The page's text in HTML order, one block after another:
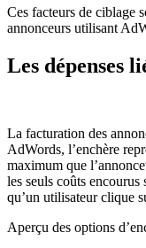
Ces facteurs de ciblage
annonceurs utilisant
Les dépenses
La facturation des
AdWords, l’enchère
maximum que
les seuls coûts
qu’un utilisateur clique
Aperçu des options